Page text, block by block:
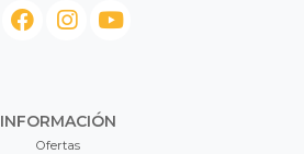
INFORMACIÓN
Ofertas